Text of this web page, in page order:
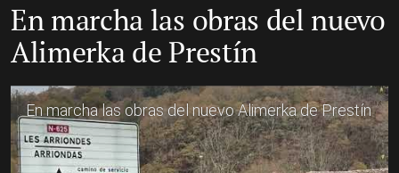
En marcha las obras del nuevo
Alimerka de Prestín
En marcha las obras del nuevo Alimerka de Prestín